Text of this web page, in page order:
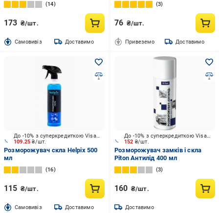
14
173 ₴/шт.
Cамовивіз Доставимо
3
76 ₴/шт.
Привеземо Доставимо
109.25₴/шт.
До -10% з суперкредиткою Visa Вигода
Розморожувач скла Helpix 500
мл
16
115 ₴/шт.
Cамовивіз Доставимо
152 ₴/шт.
До -10% з суперкредиткою Visa Вигода
Розморожувач замків і скла
Piton Антилід 400 мл
3
160 ₴/шт.
Доставимо